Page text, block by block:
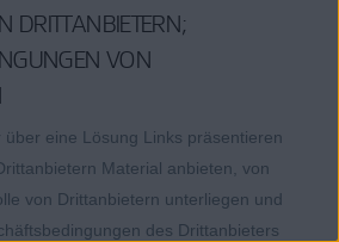
DRITTANBIETERN;
VON
über eine Lösung Links präsentieren
Material anbieten, von
von Drittanbietern unterliegen und
des Drittanbieters